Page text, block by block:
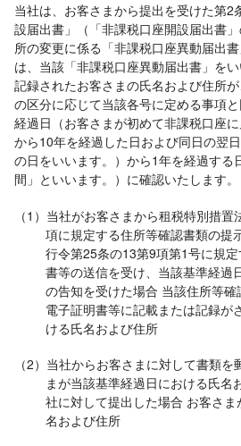
当社は、お客さまから提出を受けた第2
設届出書」（「非課税口座開設届出書
所の変更に係る「非課税口座異動届出
は、当該「非課税口座異動届出書」を
記録されたお客さまの氏名および住所
の区分に応じて当該各号に定める事項
経過日（お客さまが初めて非課税口座
から10年を経過した日および同日の翌
の日をいいます。）から1年を経過する
間」といいます。）に確認いたします。
（1）当社がお客さまから租税特別措
項に規定する住所等確認書類の提
行令第25条の13第9項第1号に規
書等の送信を受け、当該基準経過
の告知を受けた場合 当該住所等
電子証明書等に記載または記録が
ける氏名および住所
（2）当社からお客さまに対して書類
まが当該基準経過日における氏名
社に対して提出した場合 お客さ
名および住所